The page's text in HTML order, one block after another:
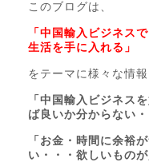
このブログは、
「中国輸入ビジネス
生活を手に入れる」
をテーマに様々な情
「中国輸入ビジネス
ば良いか分からない・
「お金・時間に余裕
い・・・欲しいもの